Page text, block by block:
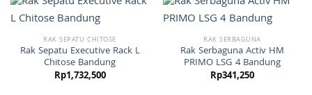
RAK SEPATU CHITOSE
Rak Sepatu Executive Rack L
Chitose Bandung
Rp1,732,500
RAK SERBAGUNA
Rak Serbaguna Activ HM
PRIMO LSG 4 Bandung
Rp341,250